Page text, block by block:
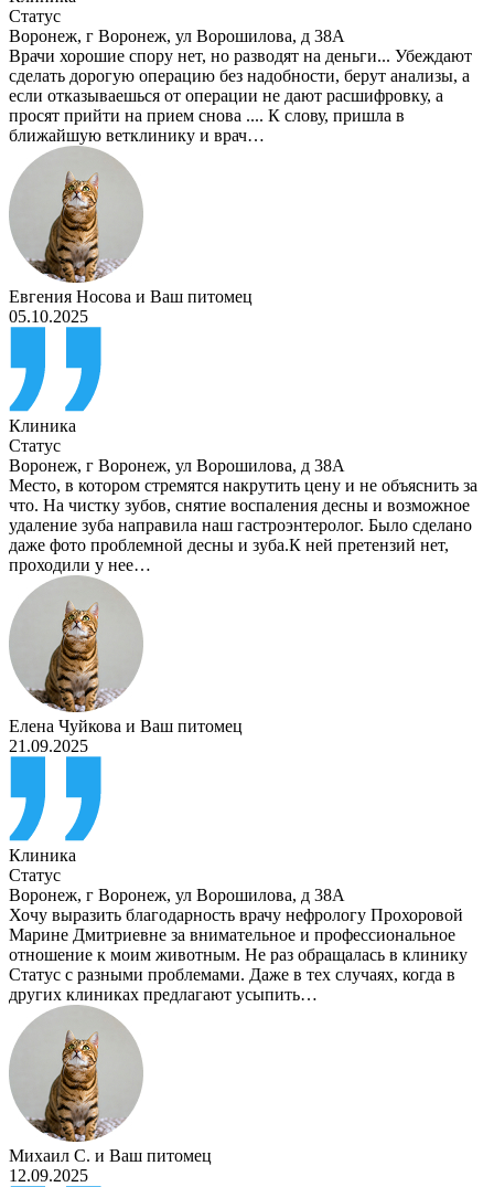
Статус
Воронеж, г Воронеж, ул Ворошилова, д 38А
Врачи хорошие спору нет, но разводят на деньги... Убеждают
сделать дорогую операцию без надобности, берут анализы, а
если отказываешься от операции не дают расшифровку, а
просят прийти на прием снова .... К слову, пришла в
ближайшую ветклинику и врач…
Евгения Носова и Ваш питомец
05.10.2025
Клиника
Статус
Воронеж, г Воронеж, ул Ворошилова, д 38А
Место, в котором стремятся накрутить цену и не объяснить за
что. На чистку зубов, снятие воспаления десны и возможное
удаление зуба направила наш гастроэнтеролог. Было сделано
даже фото проблемной десны и зуба.К ней претензий нет,
проходили у нее…
Елена Чуйкова и Ваш питомец
21.09.2025
Клиника
Статус
Воронеж, г Воронеж, ул Ворошилова, д 38А
Хочу выразить благодарность врачу нефрологу Прохоровой
Марине Дмитриевне за внимательное и профессиональное
отношение к моим животным. Не раз обращалась в клинику
Статус с разными проблемами. Даже в тех случаях, когда в
других клиниках предлагают усыпить…
Михаил С. и Ваш питомец
12.09.2025